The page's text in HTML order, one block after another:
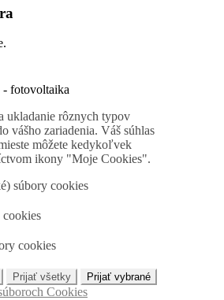
ukladanie rôznych typov
vášho zariadenia. Váš súhlas
môžete kedykoľvek
ikony "Moje Cookies".
súbory cookies
cookies
Prijať všetky Prijať vybrané
Cookies